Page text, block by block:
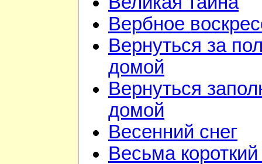
Вербное
Вернуться за
домой
Вернуться
домой
Весенний снег
Весьма